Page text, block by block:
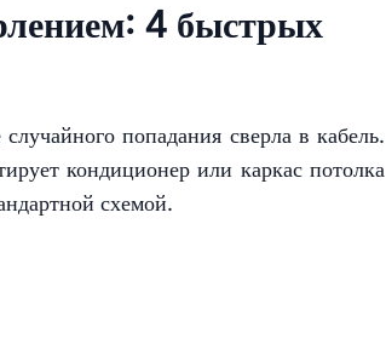
4 быстрых
попадания сверла в кабель.
кондиционер или каркас потолка
схемой.